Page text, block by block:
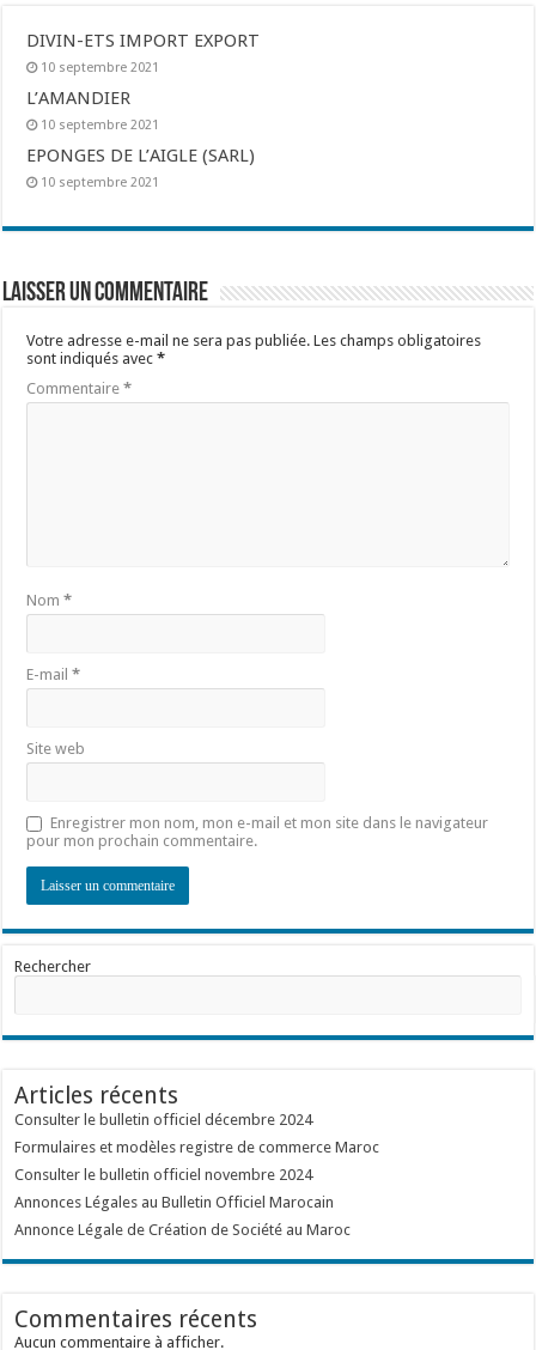
DIVIN-ETS IMPORT EXPORT
10 septembre 2021
L’AMANDIER
10 septembre 2021
EPONGES DE L’AIGLE (SARL)
10 septembre 2021
Laisser un commentaire
Votre adresse e-mail ne sera pas publiée. Les champs obligatoires
sont indiqués avec*
Commentaire*
Nom*
E-mail*
Site web
Enregistrer mon nom, mon e-mail et mon site dans le navigateur
pour mon prochain commentaire.
Rechercher
Articles récents
Consulter le bulletin officiel décembre 2024
Formulaires et modèles registre de commerce Maroc
Consulter le bulletin officiel novembre 2024
Annonces Légales au Bulletin Officiel Marocain
Annonce Légale de Création de Société au Maroc
Commentaires récents
Aucun commentaire à afficher.